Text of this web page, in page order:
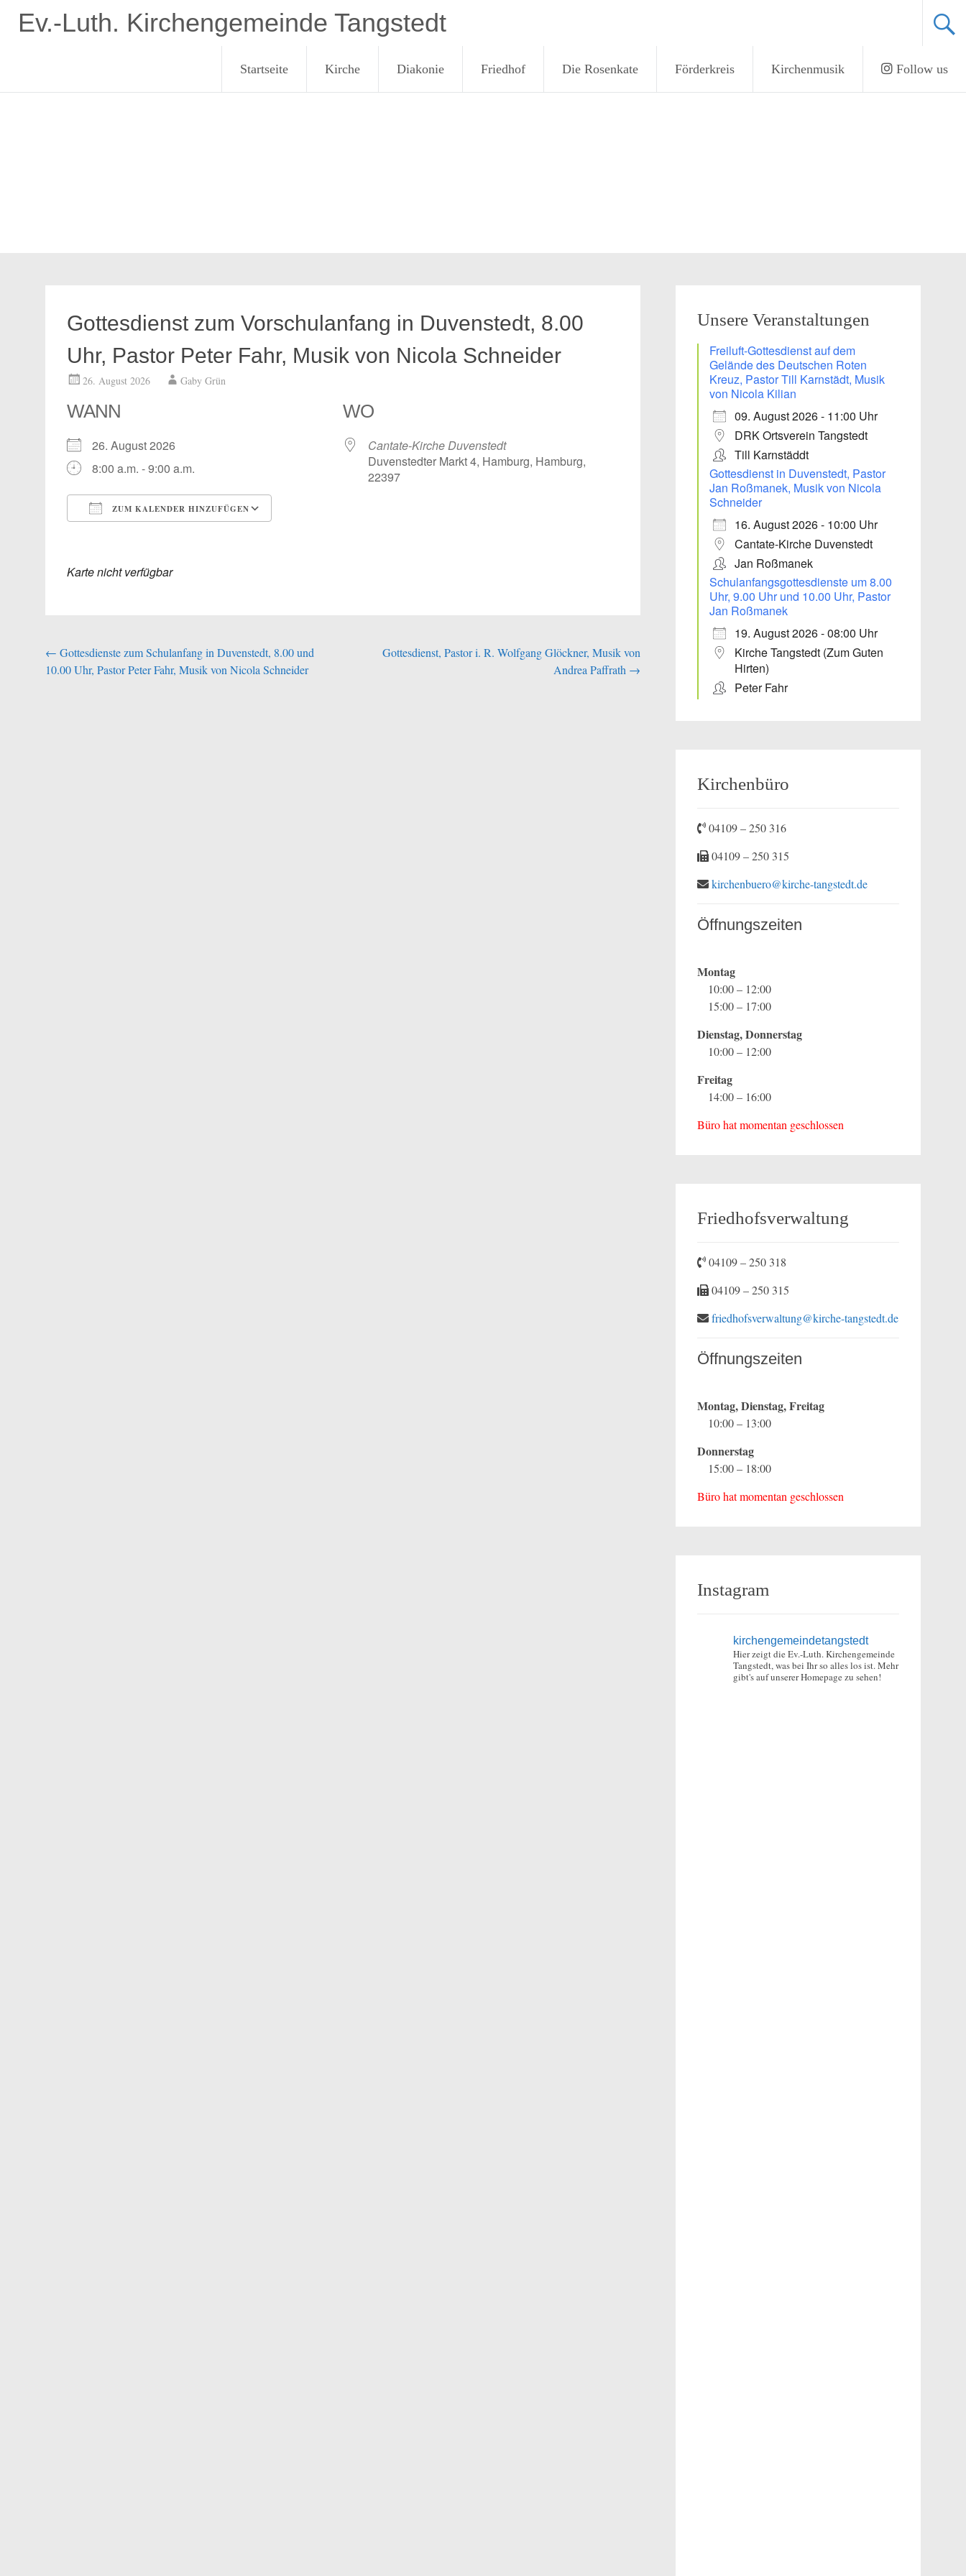
InhaltEv.-Luth. Kirchengemeinde Tangstedt
Startseite Kirche Diakonie Friedhof Die Rosenkate Förderkreis Kirchenmusik Follow us
Gottesdienst zum Vorschulanfang in Duvenstedt, 8.00
Uhr, Pastor Peter Fahr, Musik von Nicola Schneider
26. August 2026 Gaby Grün
WANN
26. August 2026
8:00 a.m. - 9:00 a.m.
ZUM KALENDER HINZUFÜGEN
Office 365 Outlook Live
WO
Cantate-Kirche Duvenstedt
Duvenstedter Markt 4, Hamburg, Hamburg,
22397
Karte nicht verfügbar
Beitragsnavigation
← Gottesdienste zum Schulanfang in Duvenstedt, 8.00 und
10.00 Uhr, Pastor Peter Fahr, Musik von Nicola Schneider
Gottesdienst, Pastor i. R. Wolfgang Glöckner, Musik von
Andrea Paffrath →
Unsere Veranstaltungen
Freiluft-Gottesdienst auf dem
Gelände des Deutschen Roten
Kreuz, Pastor Till Karnstädt, Musik
von Nicola Kilian
09. August 2026 - 11:00 Uhr
DRK Ortsverein Tangstedt
Till Karnstäddt
Gottesdienst in Duvenstedt, Pastor
Jan Roßmanek, Musik von Nicola
Schneider
16. August 2026 - 10:00 Uhr
Cantate-Kirche Duvenstedt
Jan Roßmanek
Schulanfangsgottesdienste um 8.00
Uhr, 9.00 Uhr und 10.00 Uhr, Pastor
Jan Roßmanek
19. August 2026 - 08:00 Uhr
Kirche Tangstedt (Zum Guten
Hirten)
Peter Fahr
Kirchenbüro
04109 – 250 316
04109 – 250 315
kirchenbuero@kirche-tangstedt.de
Öffnungszeiten
Montag
10:00 – 12:00
15:00 – 17:00
Dienstag, Donnerstag
10:00 – 12:00
Freitag
14:00 – 16:00
Büro hat momentan geschlossen
Friedhofsverwaltung
04109 – 250 318
04109 – 250 315
friedhofsverwaltung@kirche-tangstedt.de
Öffnungszeiten
Montag, Dienstag, Freitag
10:00 – 13:00
Donnerstag
15:00 – 18:00
Büro hat momentan geschlossen
Instagram
kirchengemeindetangstedt
Hier zeigt die Ev.-Luth. Kirchengemeinde
Tangstedt, was bei Ihr so alles los ist.Mehr
gibt's auf unserer Homepage zu sehen!